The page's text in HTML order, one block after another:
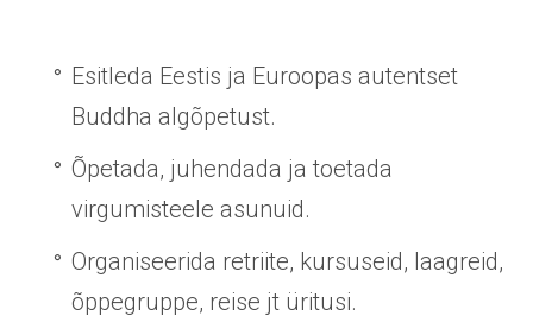
Esitleda Eestis ja Euroopas autentset
Buddha algõpetust.
Õpetada, juhendada ja toetada
virgumisteele asunuid.
Organiseerida retriite, kursuseid, laagreid,
õppegruppe, reise jt üritusi.